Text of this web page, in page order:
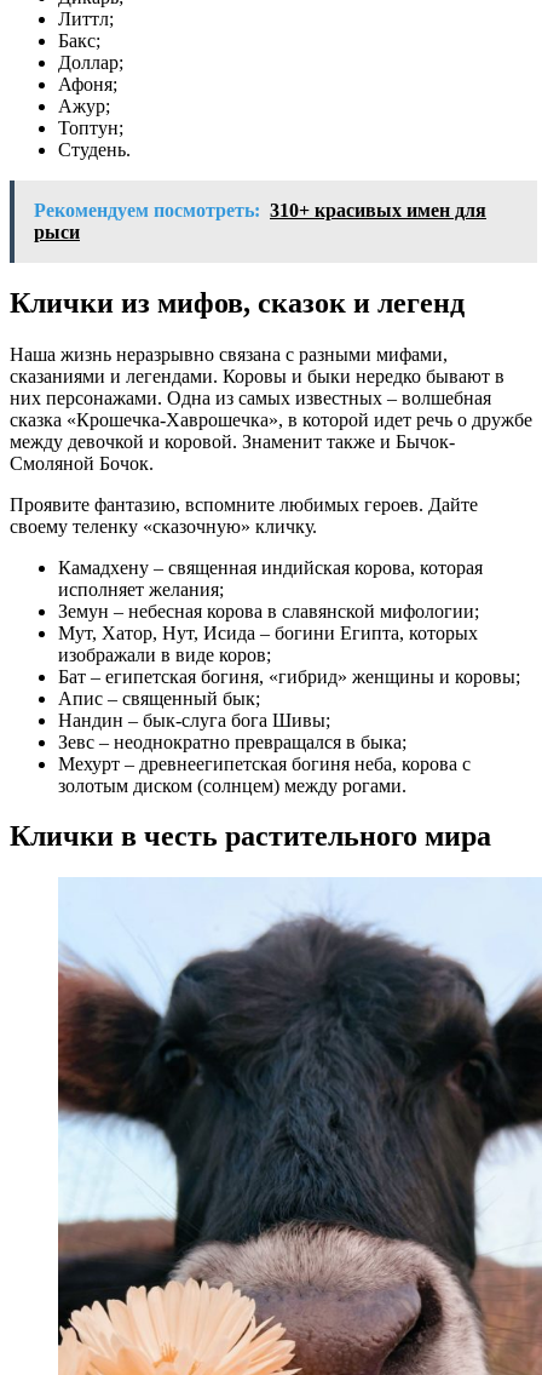
Литтл;
Бакс;
Доллар;
Афоня;
Ажур;
Топтун;
Студень.
Рекомендуем посмотреть: 310+ красивых имен для
рыси
Клички из мифов, сказок и легенд
Наша жизнь неразрывно связана с разными мифами,
сказаниями и легендами. Коровы и быки нередко бывают в
них персонажами. Одна из самых известных – волшебная
сказка «Крошечка-Хаврошечка», в которой идет речь о дружбе
между девочкой и коровой. Знаменит также и Бычок-
Смоляной Бочок.
Проявите фантазию, вспомните любимых героев. Дайте
своему теленку «сказочную» кличку.
Камадхену – священная индийская корова, которая
исполняет желания;
Земун – небесная корова в славянской мифологии;
Мут, Хатор, Нут, Исида – богини Египта, которых
изображали в виде коров;
Бат – египетская богиня, «гибрид» женщины и коровы;
Апис – священный бык;
Нандин – бык-слуга бога Шивы;
Зевс – неоднократно превращался в быка;
Мехурт – древнеегипетская богиня неба, корова с
золотым диском (солнцем) между рогами.
Клички в честь растительного мира